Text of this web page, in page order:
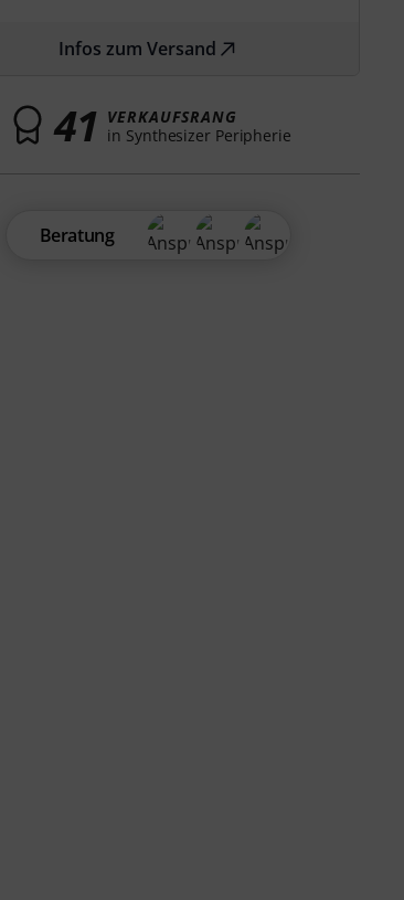
Infos zum Versand
41 VERKAUFSRANG
in Synthesizer Peripherie
Beratung